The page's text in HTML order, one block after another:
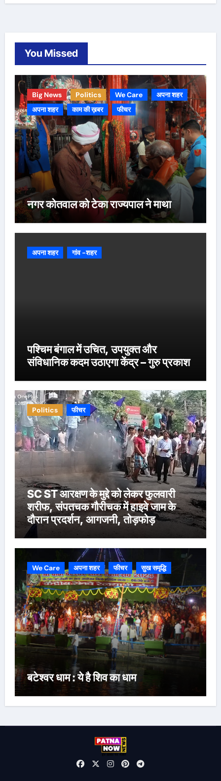
You Missed
Big News Politics We Care
अपना शहर
अपना शहर
काम की ख़बर फीचर
नगर कोतवाल को टेका राज्यपाल ने माथा
अपना शहर गांव -शहर
पश्चिम बंगाल में उचित, उपयुक्त और
संविधानिक कदम उठाएगा केंद्र – गुरु प्रकाश
Politics फीचर
SC ST आरक्षण के मुद्दे को लेकर फुलवारी
शरीफ, संपतचक गौरीचक में हाइवे जाम के
दौरान प्रदर्शन, आगजनी, तोड़फोड़
We Care अपना शहर फीचर सुख समृद्धि
बटेश्वर धाम : ये है शिव का धाम